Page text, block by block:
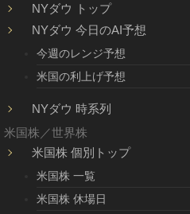
NYダウ トップ
NYダウ 今日のAI予想
今週のレンジ予想
米国の利上げ予想
NYダウ 時系列
米国株／世界株
米国株 個別トップ
米国株 一覧
米国株 休場日